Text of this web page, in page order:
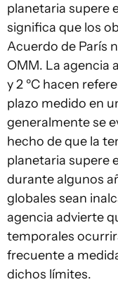
planetaria supere
significa que los
Acuerdo de París
OMM. La agencia
y 2 ºC hacen
plazo medido en
generalmente se
hecho de que la
planetaria supere
durante algunos
globales sean
agencia advierte
temporales
frecuente a
dichos límites.